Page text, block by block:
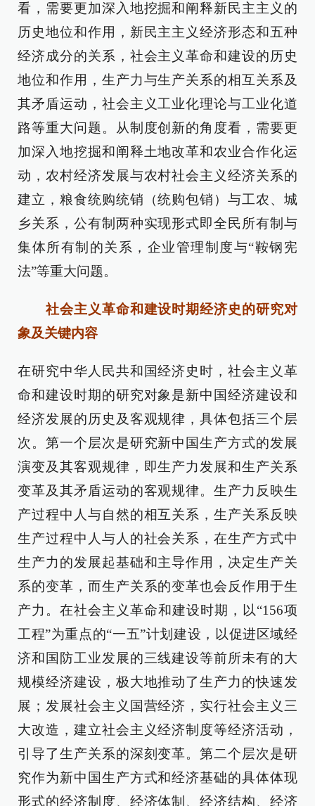
看，需要更加深入地挖掘和阐释新民主主义的
历史地位和作用，新民主主义经济形态和五种
经济成分的关系，社会主义革命和建设的历史
地位和作用，生产力与生产关系的相互关系及
其矛盾运动，社会主义工业化理论与工业化道
路等重大问题。从制度创新的角度看，需要更
加深入地挖掘和阐释土地改革和农业合作化运
动，农村经济发展与农村社会主义经济关系的
建立，粮食统购统销（统购包销）与工农、城
乡关系，公有制两种实现形式即全民所有制与
集体所有制的关系，企业管理制度与“鞍钢宪
法”等重大问题。
社会主义革命和建设时期经济史的研究对
象及关键内容
在研究中华人民共和国经济史时，社会主义革
命和建设时期的研究对象是新中国经济建设和
经济发展的历史及客观规律，具体包括三个层
次。第一个层次是研究新中国生产方式的发展
演变及其客观规律，即生产力发展和生产关系
变革及其矛盾运动的客观规律。生产力反映生
产过程中人与自然的相互关系，生产关系反映
生产过程中人与人的社会关系，在生产方式中
生产力的发展起基础和主导作用，决定生产关
系的变革，而生产关系的变革也会反作用于生
产力。在社会主义革命和建设时期，以“156项
工程”为重点的“一五”计划建设，以促进区域经
济和国防工业发展的三线建设等前所未有的大
规模经济建设，极大地推动了生产力的快速发
展；发展社会主义国营经济，实行社会主义三
大改造，建立社会主义经济制度等经济活动，
引导了生产关系的深刻变革。第二个层次是研
究作为新中国生产方式和经济基础的具体体现
形式的经济制度、经济体制、经济结构、经济